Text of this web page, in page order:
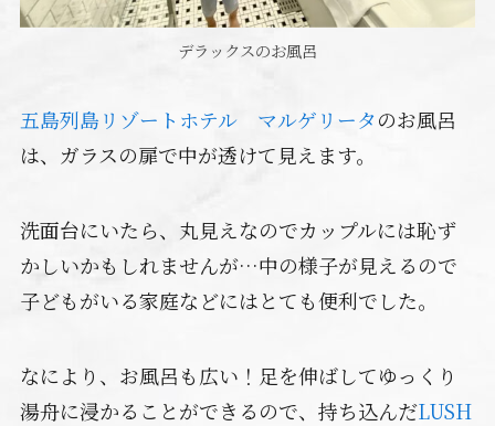
デラックスのお風呂
五島列島リゾートホテル マルゲリータのお風呂
は、ガラスの扉で中が透けて見えます。
洗面台にいたら、丸見えなのでカップルには恥ず
かしいかもしれませんが…中の様子が見えるので
子どもがいる家庭などにはとても便利でした。
なにより、お風呂も広い！足を伸ばしてゆっくり
湯舟に浸かることができるので、持ち込んだLUSH